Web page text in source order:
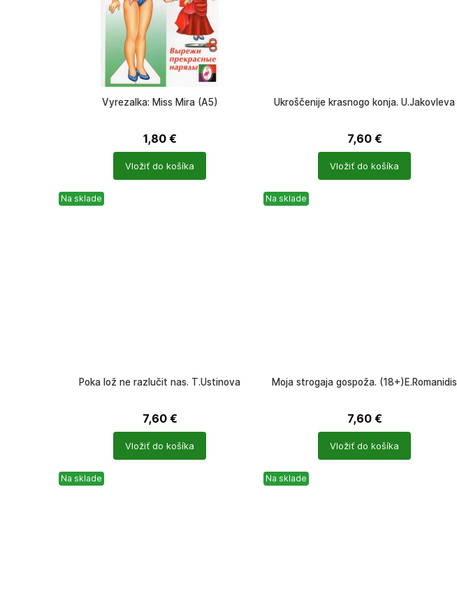
Vyrezalka: Miss Mira (A5)
1,80 €
Vložiť do košíka
Ukroščenije krasnogo konja. U.Jakovleva
7,60 €
Vložiť do košíka
Na sklade
Poka lož ne razlučit nas. T.Ustinova
7,60 €
Vložiť do košíka
Na sklade
Moja strogaja gospoža. (18+)E.Romanidis
7,60 €
Vložiť do košíka
Na sklade Na sklade